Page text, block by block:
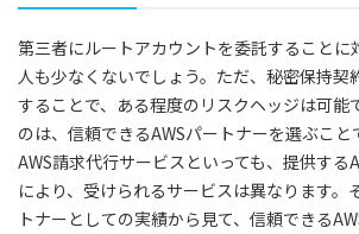
第三者にルートアカウントを委託することに
人も少なくないでしょう。ただ、秘密保持契
することで、ある程度のリスクヘッジは可能
のは、信頼できるAWSパートナーを選ぶこと
AWS請求代行サービスといっても、提供する
により、受けられるサービスは異なります。
トナーとしての実績から見て、信頼できる